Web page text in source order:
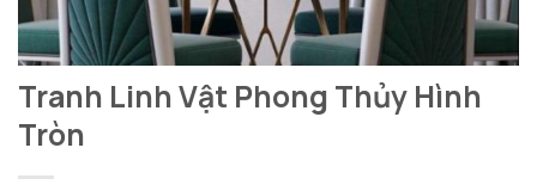
Tranh Linh Vật Phong Thủy Hình
Tròn